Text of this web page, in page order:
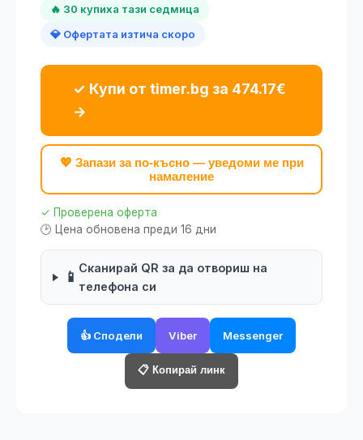
🔥 30 купиха тази седмица
💎 Офертата изтича скоро
✓ Купи от timer.bg за 474.17€
→
💖 Запази за по-късно — уведоми ме при
намаление
✓ Проверена оферта
🕑 Цена обновена преди 16 дни
📱
Сканирай QR за да отвориш на
телефона си
👍 Сподели Viber Messenger
📋 Копирай линк